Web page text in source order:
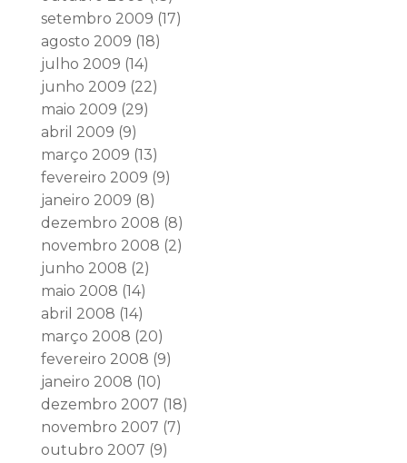
setembro 2009 (17)
agosto 2009 (18)
julho 2009 (14)
junho 2009 (22)
maio 2009 (29)
abril 2009 (9)
março 2009 (13)
fevereiro 2009 (9)
janeiro 2009 (8)
dezembro 2008 (8)
novembro 2008 (2)
junho 2008 (2)
maio 2008 (14)
abril 2008 (14)
março 2008 (20)
fevereiro 2008 (9)
janeiro 2008 (10)
dezembro 2007 (18)
novembro 2007 (7)
outubro 2007 (9)